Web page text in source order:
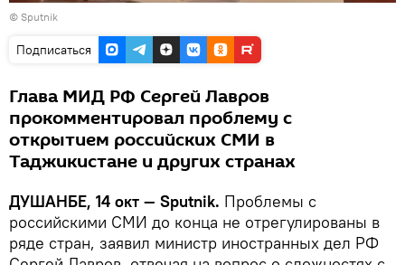
© Sputnik
Подписаться
Глава МИД РФ Сергей Лавров
прокомментировал проблему с
открытием российских СМИ в
Таджикистане и других странах
ДУШАНБЕ, 14 окт — Sputnik. Проблемы с
российскими СМИ до конца не отрегулированы в
ряде стран, заявил министр иностранных дел РФ